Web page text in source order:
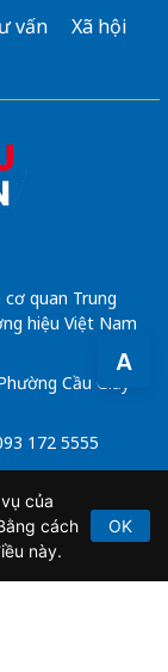
A
vấn
Xã hội
quan Trung
hiệu Việt Nam
Cầu Giấy -
172 5555
BTTTT do Bộ
của
cách
này.
OK